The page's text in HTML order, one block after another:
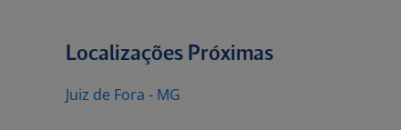
Localizações Próximas
Juiz de Fora - MG